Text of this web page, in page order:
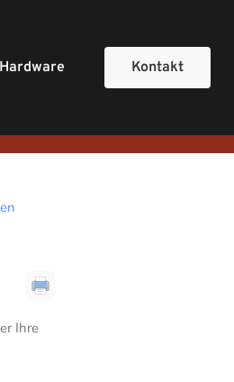
Hard­ware Kontakt
Ihre